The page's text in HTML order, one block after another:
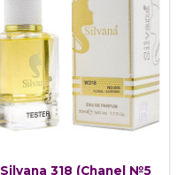
Silvana 318 (Chanel №5